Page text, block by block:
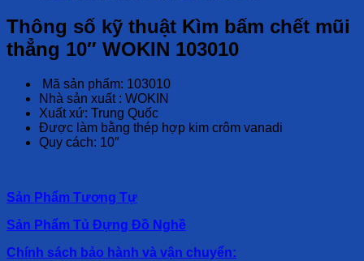
Thông số kỹ thuật Kìm bấm chết mũi
thẳng 10″ WOKIN 103010
Mã sản phẩm: 103010
Nhà sản xuất : WOKIN
Xuất xứ: Trung Quốc
Được làm bằng thép hợp kim crôm vanadi
Quy cách: 10″
Sản Phẩm Tương Tự
Sản Phẩm Tủ Đựng Đồ Nghề
Chính sách bảo hành và vận chuyển: